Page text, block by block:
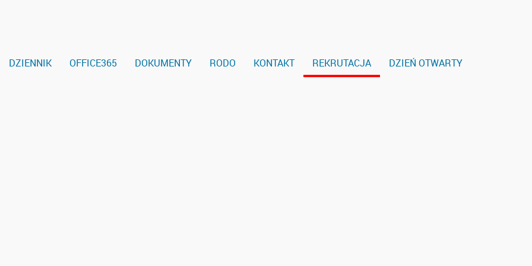
DZIENNIK OFFICE365 DOKUMENTY RODO KONTAKT REKRUTACJA DZIEŃ OTWARTY